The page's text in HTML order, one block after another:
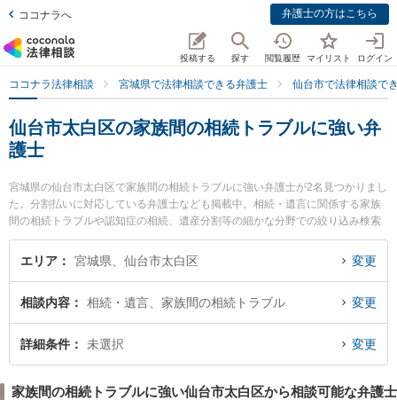
ココナラへ 弁護士の方はこちら
投稿する 探す 閲覧履歴 マイリスト ログイン
ココナラ法律相談 宮城県で法律相談できる弁護士 仙台市で法律相談で
仙台市太白区の家族間の相続トラブルに強い弁
護士
宮城県の仙台市太白区で家族間の相続トラブルに強い弁護士が2名見つかりまし
た。分割払いに対応している弁護士なども掲載中。相続・遺言に関係する家族
間の相続トラブルや認知症の相続、遺産分割等の細かな分野での絞り込み検索
もでき便利です。特にながまち駅前法律事務所の高橋 崇弁護士や仙台長町法律
事務所の飛澤 聡美弁護士のプロフィール情報や弁護士費用、強みなどが注目さ
解決の実績豊富な近くの弁護士を検索したい』『初回相談無料で家族間の相続
トラブルを法律相談できる仙台市太白区内の弁護士に相談予約したい』などで
お困りの相談者さんにおすすめです。
エリア 宮城県、仙台市太白区 変更
相談内容 相続・遺言、家族間の相続トラブル 変更
詳細条件 未選択 変更
家族間の相続トラブルに強い仙台市太白区から相談可能な弁護士